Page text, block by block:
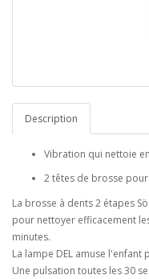
Description
Vibration qui nettoie
2 têtes de brosse
La brosse à dents 2 étapes
pour nettoyer efficacement
minutes.
La lampe DEL amuse
Une pulsation toutes les 30